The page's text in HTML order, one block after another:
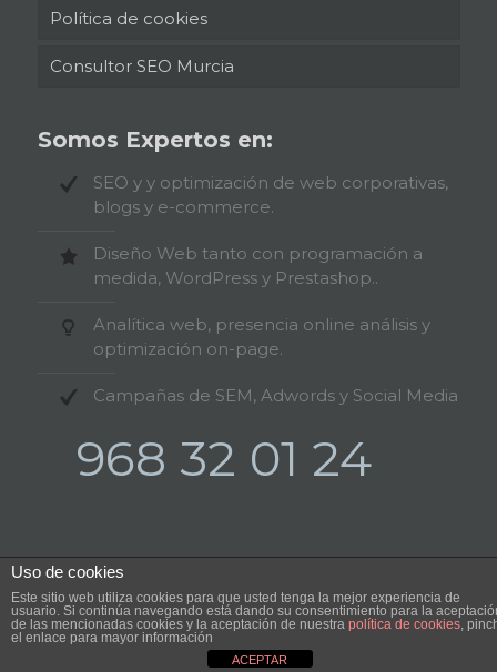
Política de cookies
Consultor SEO Murcia
Somos Expertos en:
SEO y y optimización de web corporativas,
blogs y e-commerce.
Diseño Web tanto con programación a
medida, WordPress y Prestashop..
Analítica web, presencia online análisis y
optimización on-page.
Campañas de SEM, Adwords y Social Media
968 32 01 24
©2024 MurciaSEO.com. All Rights Reserved.
Uso de cookies
Este sitio web utiliza cookies para que usted tenga la mejor experiencia de
usuario. Si continúa navegando está dando su consentimiento para la
de las mencionadas cookies y la aceptación de nuestra política de cookies,
el enlace para mayor información
ACEPTAR